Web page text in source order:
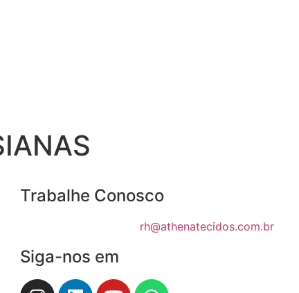
Trabalhe Conosco
rh@athenatecidos.com.br
Siga-nos em